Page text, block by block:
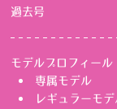
過去号
モデルプロフィール
専属モデル
レギュラーモデ